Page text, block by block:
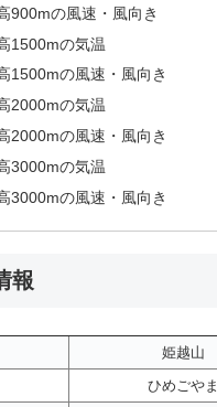
900mの風速・風向き
1500mの気温
1500mの風速・風向き
2000mの気温
2000mの風速・風向き
3000mの気温
3000mの風速・風向き
報
姫越山
ひめごやま